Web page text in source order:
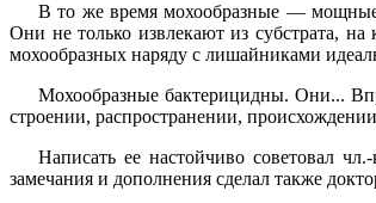
В то же время мохообразные — мощные
Они не только извлекают из субстрата,
мохообразных наряду с лишайниками
Мохообразные бактерицидны. Они...
строении, распространении,
Написать ее настойчиво советовал
замечания и дополнения сделал также